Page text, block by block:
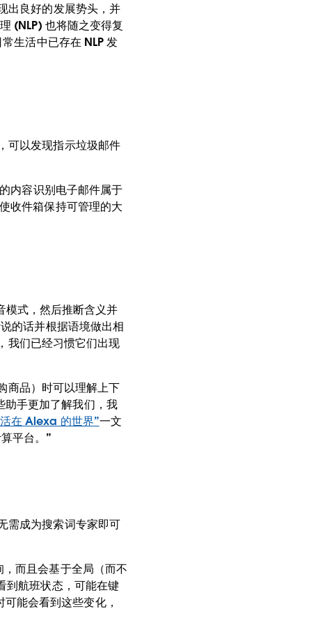
出良好的发展势头，并
(NLP) 也将随之变得复
生活中已存在 NLP 发
可以发现指示垃圾邮件
内容识别电子邮件属于
收件箱保持可管理的大
式，然后推断含义并
的话并根据语境做出相
我们已经习惯它们出现
商品）时可以理解上下
助手更加了解我们，我
在 Alexa 的世界”一文
平台。”
需成为搜索词专家即可
而且会基于全局（而不
到航班状态，可能在键
能会看到这些变化，